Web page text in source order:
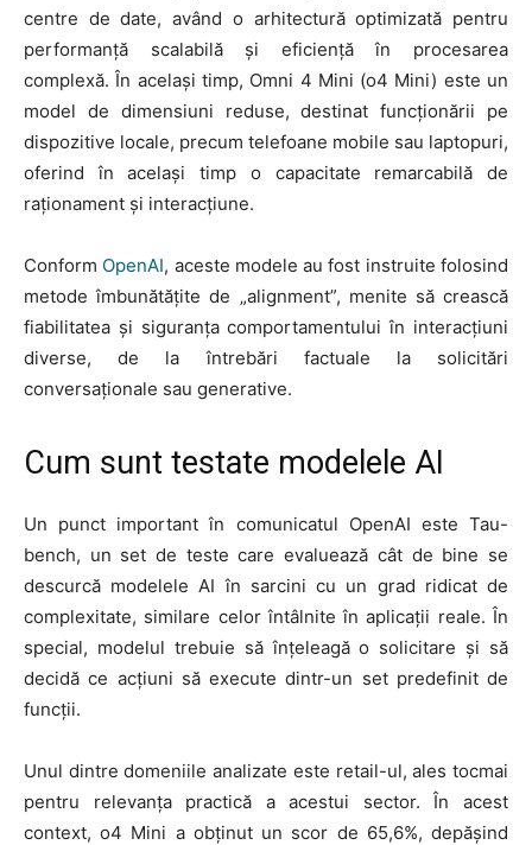
centre de date, având o arhitectură optimizată pentru
performanță scalabilă și eficiență în procesarea
complexă. În același timp, Omni 4 Mini (o4 Mini) este un
model de dimensiuni reduse, destinat funcționării pe
dispozitive locale, precum telefoane mobile sau laptopuri,
oferind în același timp o capacitate remarcabilă de
raționament și interacțiune.
Conform OpenAI, aceste modele au fost instruite folosind
metode îmbunătățite de „alignment”, menite să crească
fiabilitatea și siguranța comportamentului în interacțiuni
diverse, de la întrebări factuale la solicitări
conversaționale sau generative.
Cum sunt testate modelele AI
Un punct important în comunicatul OpenAI este Tau-
bench, un set de teste care evaluează cât de bine se
descurcă modelele AI în sarcini cu un grad ridicat de
complexitate, similare celor întâlnite în aplicații reale. În
special, modelul trebuie să înțeleagă o solicitare și să
decidă ce acțiuni să execute dintr-un set predefinit de
funcții.
Unul dintre domeniile analizate este retail-ul, ales tocmai
pentru relevanța practică a acestui sector. În acest
context, o4 Mini a obținut un scor de 65,6%, depășind